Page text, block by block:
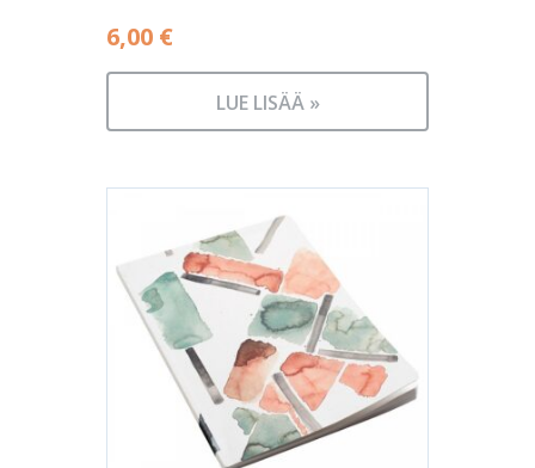
6,00 €
LUE LISÄÄ »